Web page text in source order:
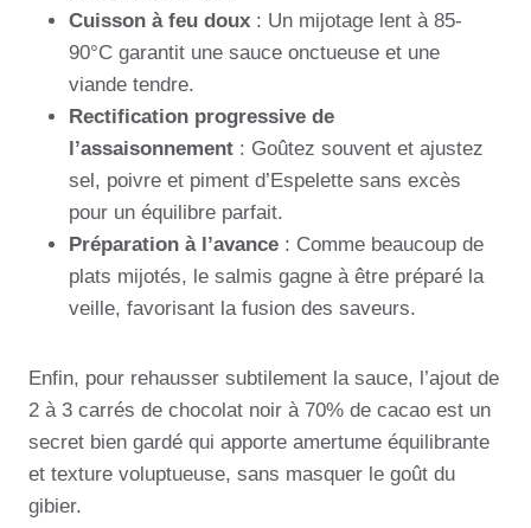
Cuisson à feu doux : Un mijotage lent à 85-
90°C garantit une sauce onctueuse et une
viande tendre.
Rectification progressive de
l’assaisonnement : Goûtez souvent et ajustez
sel, poivre et piment d’Espelette sans excès
pour un équilibre parfait.
Préparation à l’avance : Comme beaucoup de
plats mijotés, le salmis gagne à être préparé la
veille, favorisant la fusion des saveurs.
Enfin, pour rehausser subtilement la sauce, l’ajout de
2 à 3 carrés de chocolat noir à 70% de cacao est un
secret bien gardé qui apporte amertume équilibrante
et texture voluptueuse, sans masquer le goût du
gibier.